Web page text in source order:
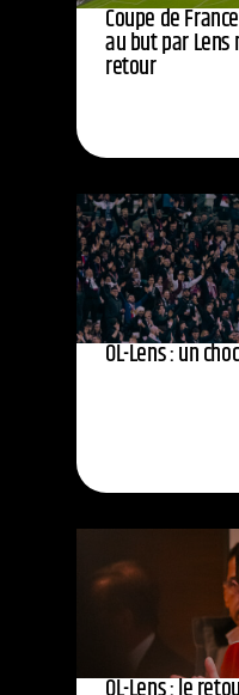
Coupe de
au but par
retour
OL-Lens : un